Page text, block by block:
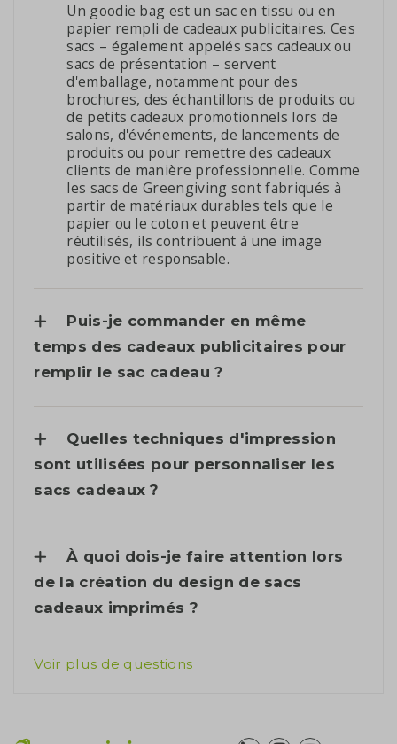
Un goodie bag est un sac en tissu ou en
papier rempli de cadeaux publicitaires. Ces
sacs – également appelés sacs cadeaux ou
sacs de présentation – servent
d'emballage, notamment pour des
brochures, des échantillons de produits ou
de petits cadeaux promotionnels lors de
salons, d'événements, de lancements de
produits ou pour remettre des cadeaux
clients de manière professionnelle. Comme
les sacs de Greengiving sont fabriqués à
partir de matériaux durables tels que le
papier ou le coton et peuvent être
réutilisés, ils contribuent à une image
positive et responsable.
Puis-je commander en même
temps des cadeaux publicitaires pour
remplir le sac cadeau ?
Quelles techniques d'impression
sont utilisées pour personnaliser les
sacs cadeaux ?
À quoi dois-je faire attention lors
de la création du design de sacs
cadeaux imprimés ?
Voir plus de questions